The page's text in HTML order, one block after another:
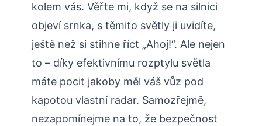
kolem vás. Věřte mi, když se na silnici
objeví srnka, s těmito světly ji uvidíte,
ještě než si stihne říct „Ahoj!“. Ale nejen
to – díky efektivnímu rozptylu světla
máte pocit jakoby měl váš vůz pod
kapotou vlastní radar. Samozřejmě,
nezapomínejme na to, že bezpečnost